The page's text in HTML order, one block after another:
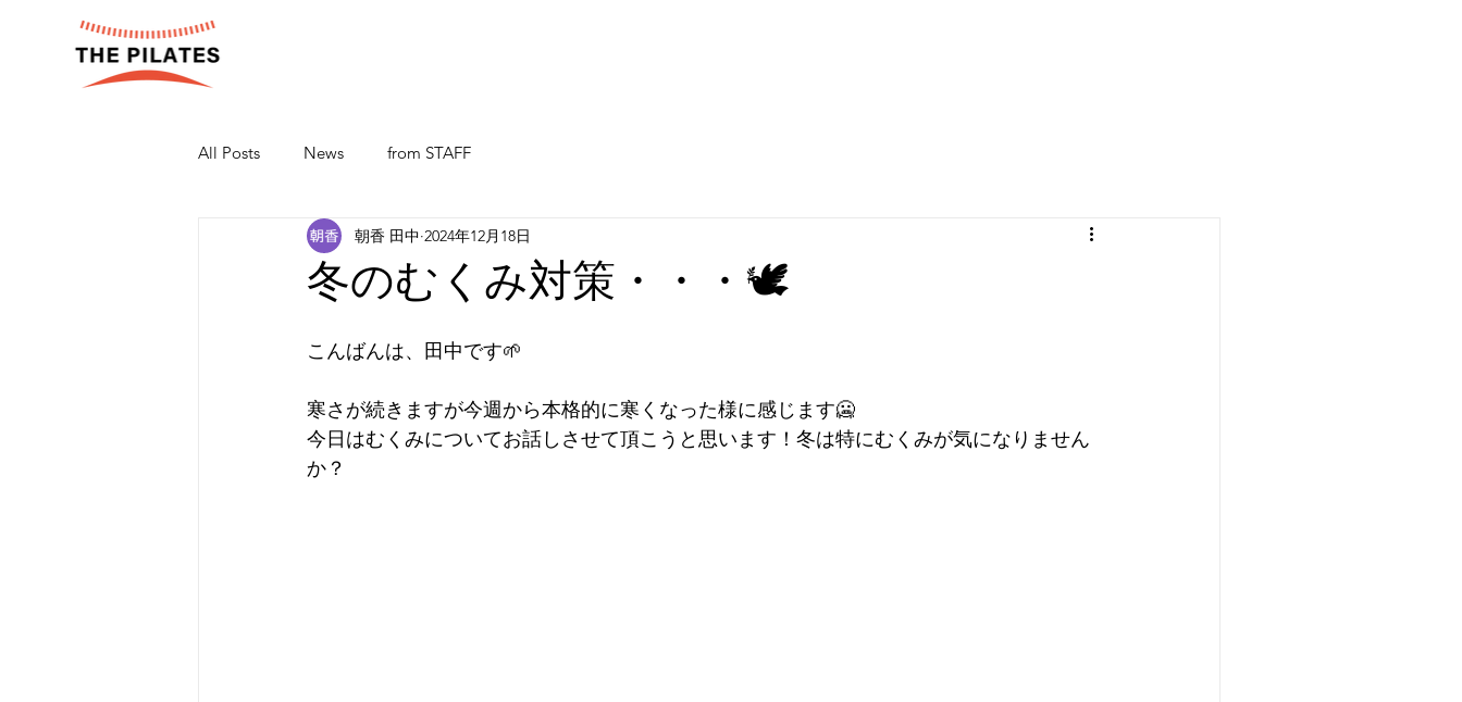
All Posts News from STAFF
冬のむくみ対策・・・🕊️
朝香 田中 2024年12月18日
こんばんは、田中です🌱
寒さが続きますが今週から本格的に寒くなった様に感じます🥶
今日はむくみについてお話しさせて頂こうと思います！冬は特にむくみが気になりません
か？